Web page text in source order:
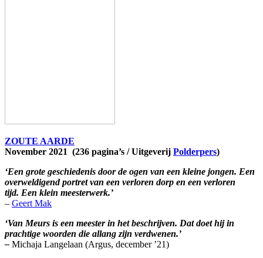
ZOUTE AARDE
November 2021 (236 pagina’s / Uitgeverij Polderpers)
‘Een grote geschiedenis door de ogen van een kleine jongen. Een
overweldigend portret van een verloren dorp en een verloren
tijd. Een klein meesterwerk.’
– Geert Mak
‘Van Meurs is een meester in het beschrijven. Dat doet hij in
prachtige woorden die allang zijn verdwenen.’
– Michaja Langelaan (Argus, december ’21)